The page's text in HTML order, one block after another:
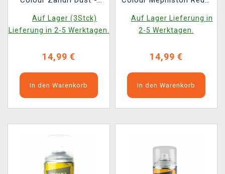
(Spray)
Auf Lager (3Stck)
Lieferung in 2-5 Werktagen.
14,99 €
In den Warenkorb
Auf Lager Lieferung in
2-5 Werktagen.
14,99 €
In den Warenkorb